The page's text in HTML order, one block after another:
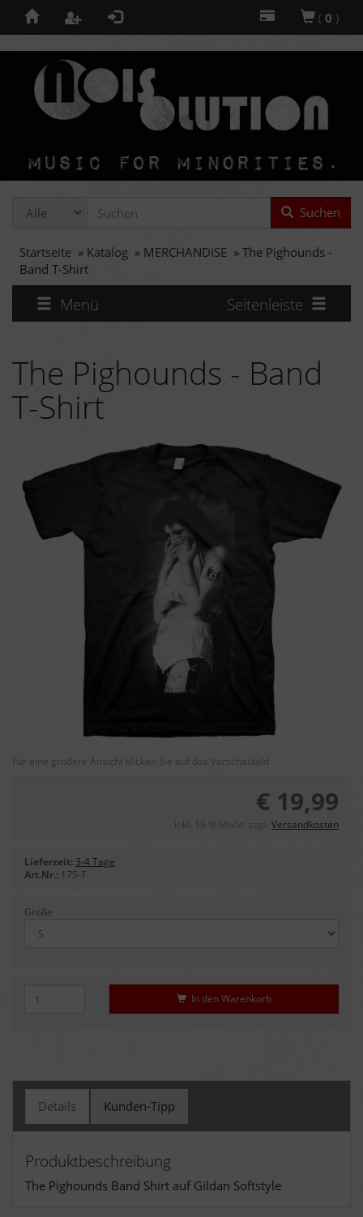
( 0 )
Suchen
Startseite » Katalog » MERCHANDISE » The Pighounds -
Band T-Shirt
Menü Seitenleiste
The Pighounds - Band
T-Shirt
Für eine größere Ansicht klicken Sie auf das Vorschaubild
€ 19,99
inkl. 19 % MwSt. zzgl. Versandkosten
Lieferzeit: 3-4 Tage
Art.Nr.: 175-T
Größe
In den Warenkorb
Details Kunden-Tipp
Produktbeschreibung
The Pighounds Band Shirt auf Gildan Softstyle